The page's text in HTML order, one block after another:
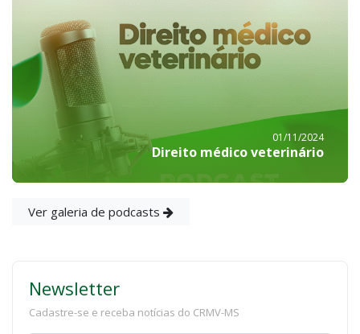
01/11/2024
Direito médico veterinário
Ver galeria de podcasts
Newsletter
Cadastre-se e receba notícias do CRMV-MS